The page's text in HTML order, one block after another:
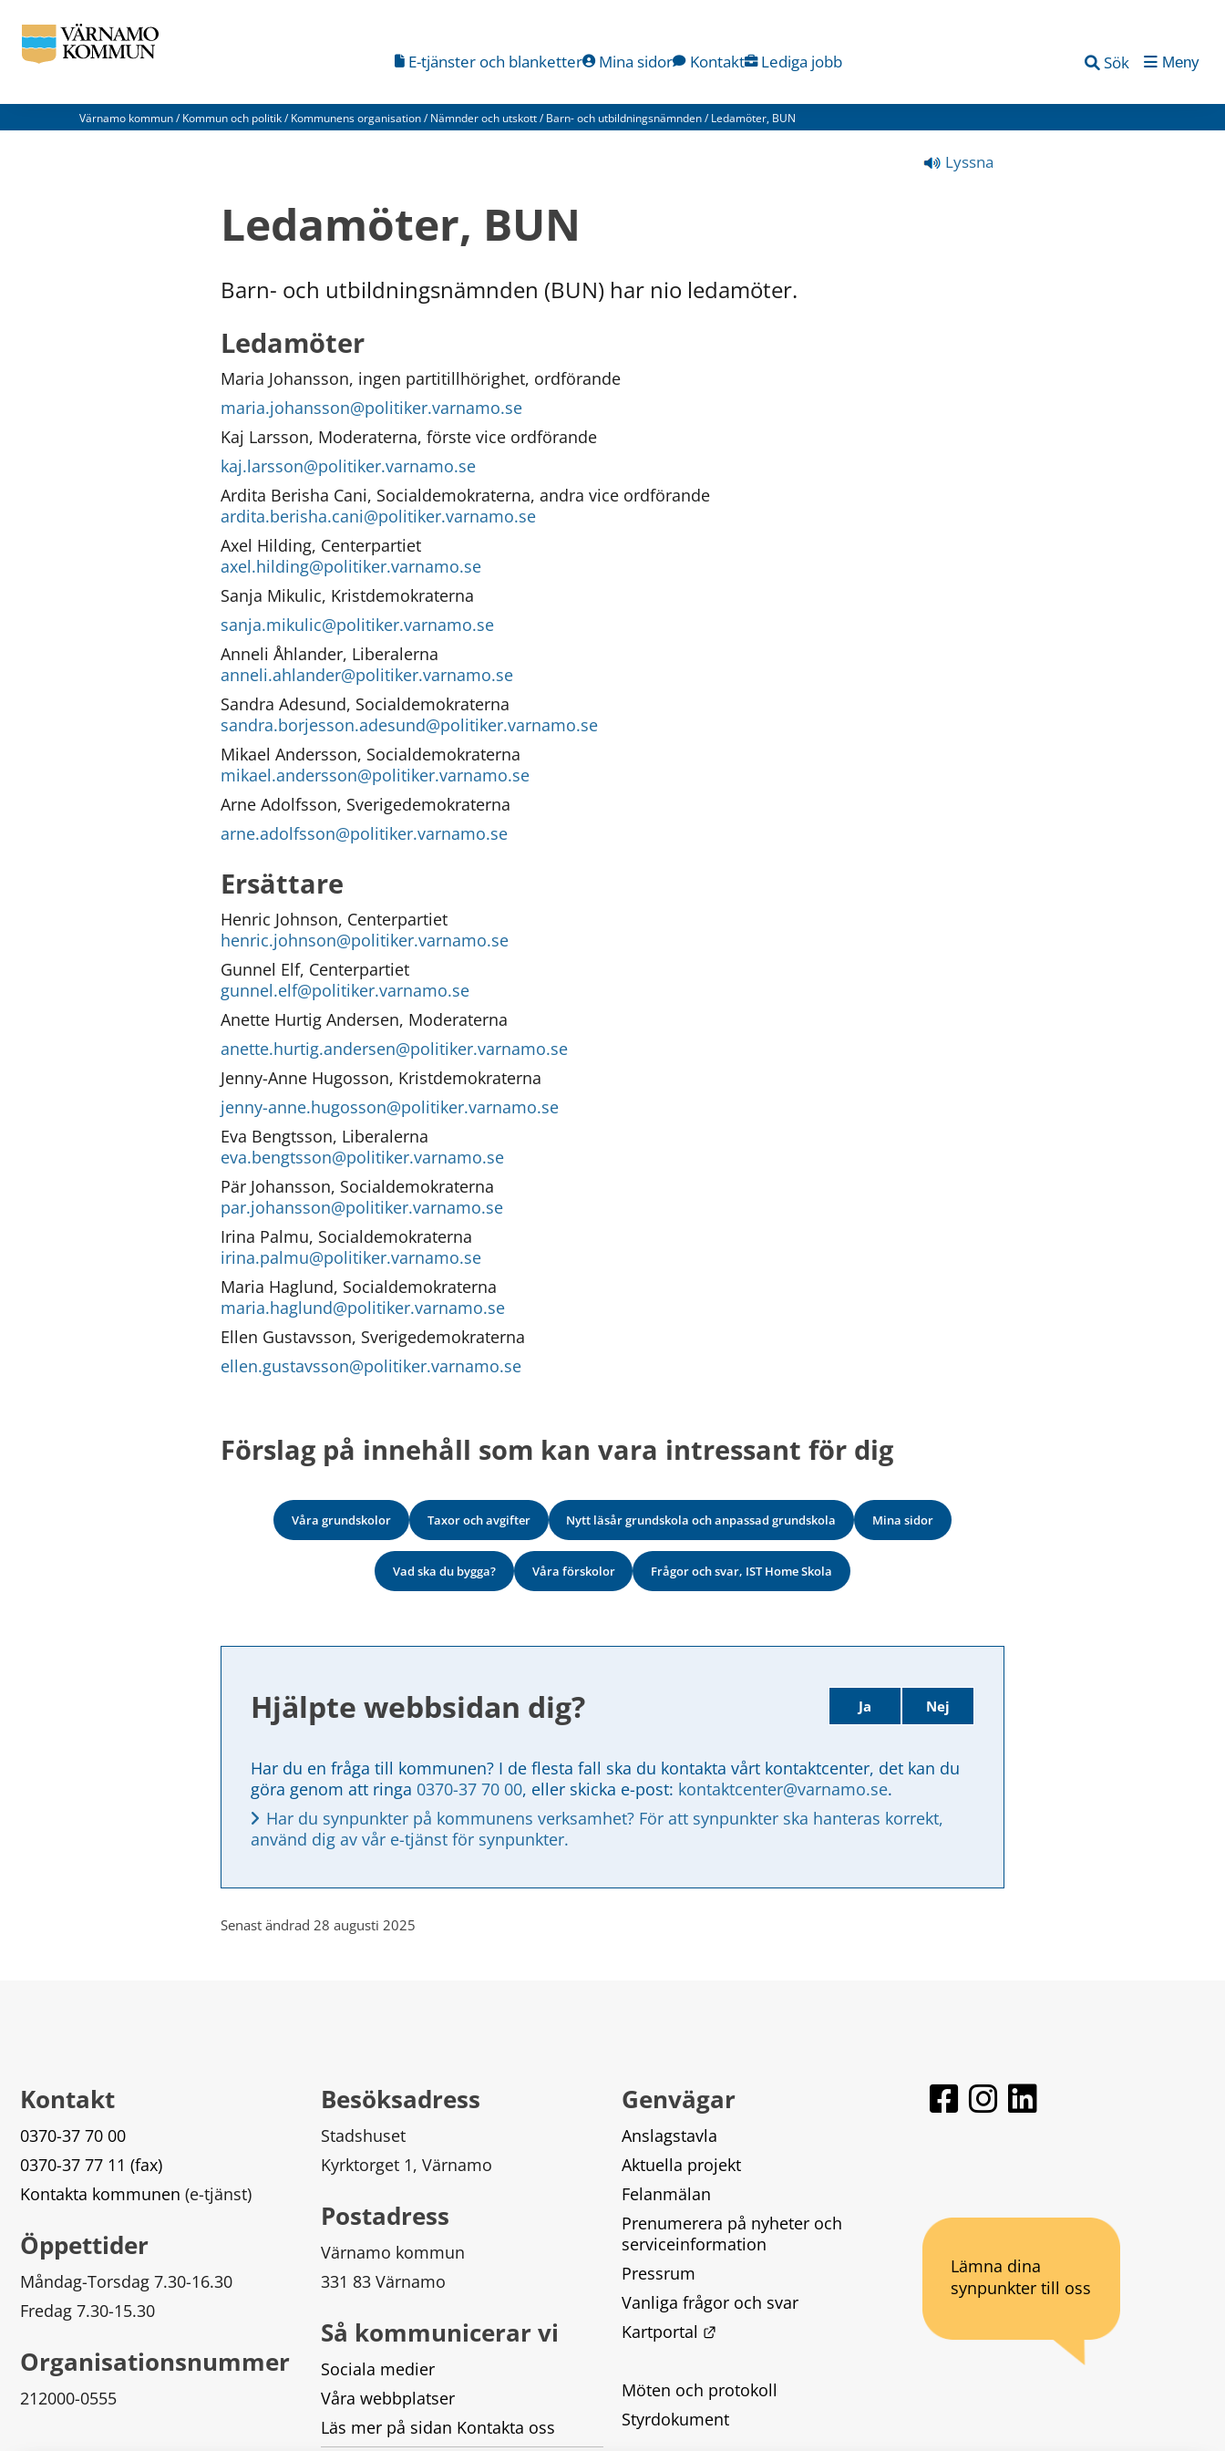
E-tjänster och blanketter Mina sidor Kontakt Lediga jobb Sök Meny
Värnamo kommun/ Kommun och politik/ Kommunens organisation/ Nämnder och utskott/ Barn- och utbildningsnämnden/ Ledamöter, BUN
Lyssna
Ledamöter, BUN
Barn- och utbildningsnämnden (BUN) har nio ledamöter.
Ledamöter
Maria Johansson, ingen partitillhörighet, ordförande
maria.johansson@politiker.varnamo.se
Kaj Larsson, Moderaterna, förste vice ordförande
kaj.larsson@politiker.varnamo.se
ardita.berisha.cani@politiker.varnamo.se
Axel Hilding, Centerpartiet
axel.hilding@politiker.varnamo.se
Sanja Mikulic, Kristdemokraterna
sanja.mikulic@politiker.varnamo.se
Anneli Åhlander, Liberalerna
anneli.ahlander@politiker.varnamo.se
Sandra Adesund, Socialdemokraterna
sandra.borjesson.adesund@politiker.varnamo.se
Mikael Andersson, Socialdemokraterna
mikael.andersson@politiker.varnamo.se
Arne Adolfsson, Sverigedemokraterna
arne.adolfsson@politiker.varnamo.se
Ersättare
Henric Johnson, Centerpartiet
henric.johnson@politiker.varnamo.se
Gunnel Elf, Centerpartiet
gunnel.elf@politiker.varnamo.se
Anette Hurtig Andersen, Moderaterna
anette.hurtig.andersen@politiker.varnamo.se
Jenny-Anne Hugosson, Kristdemokraterna
jenny-anne.hugosson@politiker.varnamo.se
Eva Bengtsson, Liberalerna
eva.bengtsson@politiker.varnamo.se
Pär Johansson, Socialdemokraterna
par.johansson@politiker.varnamo.se
Irina Palmu, Socialdemokraterna
irina.palmu@politiker.varnamo.se
Maria Haglund, Socialdemokraterna
maria.haglund@politiker.varnamo.se
Ellen Gustavsson, Sverigedemokraterna
ellen.gustavsson@politiker.varnamo.se
Förslag på innehåll som kan vara intressant för dig
Våra grundskolor Taxor och avgifter Nytt läsår grundskola och anpassad grundskola Mina sidor
Vad ska du bygga? Våra förskolor Frågor och svar, IST Home Skola
Hjälpte webbsidan dig? Ja Nej
Har du en fråga till kommunen? I de flesta fall ska du kontakta vårt kontaktcenter, det kan du
göra genom att ringa 0370-37 70 00, eller skicka e-post: kontaktcenter@varnamo.se.
Har du synpunkter på kommunens verksamhet? För att synpunkter ska hanteras korrekt,
använd dig av vår e-tjänst för synpunkter.
kan
vi
på
här
webbsidan?
*
(obligatorisk)
Hur
kan
vi
informationen
bättre
för
dig?
Webbadress
till
sidan
bifogas
i
meddelandet.
Senast ändrad 28 augusti 2025
Kontakt
0370-37 70 00
0370-37 77 11 (fax)
Kontakta kommunen (e-tjänst)
Öppettider
Måndag-Torsdag 7.30-16.30
Fredag 7.30-15.30
Organisationsnummer
212000-0555
Besöksadress
Stadshuset
Kyrktorget 1, Värnamo
Postadress
Värnamo kommun
331 83 Värnamo
Så kommunicerar vi
Sociala medier
Våra webbplatser
Läs mer på sidan Kontakta oss
Genvägar
Anslagstavla
Aktuella projekt
Felanmälan
Prenumerera på nyheter och
serviceinformation
Pressrum
Vanliga frågor och svar
Kartportal
Möten och protokoll
Styrdokument
Lämna dina
synpunkter till oss